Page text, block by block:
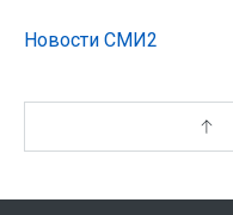
Новости СМИ2